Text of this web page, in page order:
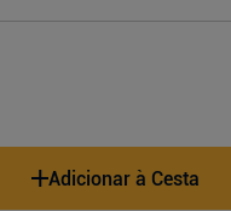
Adicionar à Cesta